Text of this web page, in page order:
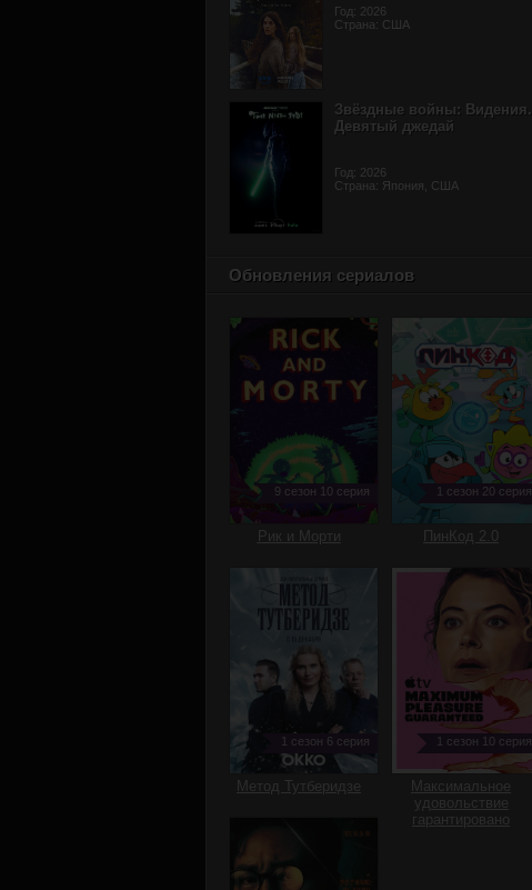
Год: 2026
Страна: США
Звёздные войны: Видения.
Девятый джедай
Год: 2026
Страна: Япония, США
Обновления сериалов
9 сезон 10 серия
Рик и Морти
1 сезон 20 серия
ПинКод 2.0
1 сезон 6 серия
Метод Тутберидзе
1 сезон 10 серия
Максимальное
удовольствие
гарантировано